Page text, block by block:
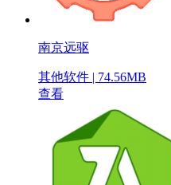
南京远驱
其他软件 | 74.56MB
查看